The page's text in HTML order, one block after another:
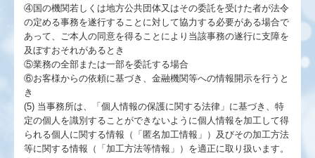
④国の機関若しくは地方公共団体又はその委託を受けた者が法令
の定める事務を遂行することに対して協力する必要がある場合で
あって、ご本人の同意を得ることにより当該事務の遂行に支障を
及ぼすおそれがあるとき
⑤業務の全部または一部を委託する場合
⑥お客様からの依頼に基づき、金融機関等への情報開示を行うと
き
(5) 当事務所は、「個人情報の保護に関する法律」に基づき、特
定の個人を識別することができないように個人情報を加工して得
られる個人に関する情報（「匿名加工情報」）及びその加工方法
等に関する情報（「加工方法等情報」）を適正に取り扱います。